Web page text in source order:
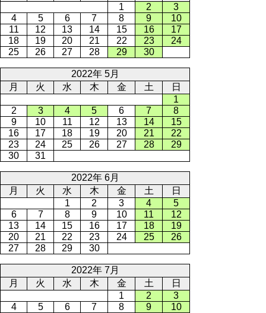
1
2
3
4
5 6 7 8 9
10
11
12 13 14 15 16
17
18
19 20 21 22 23
24
25
26 27 28 29 30
2022年 5月
月
火 水 木 金 土
日
1
2
3 4 5 6 7
8
9
10 11 12 13 14
15
16
17 18 19 20 21
22
23
24 25 26 27 28
29
30
31
2022年 6月
月
火 水 木 金 土
日
1
2 3 4
5
6
7 8 9 10 11
12
13
14 15 16 17 18
19
20
21 22 23 24 25
26
27
28 29 30
2022年 7月
月
火 水 木 金 土
日
1
2
3
4
5 6 7 8 9
10